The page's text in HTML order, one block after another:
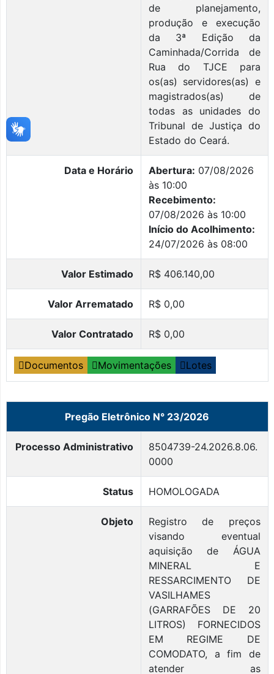
de planejamento,
produção e execução
da 3ª Edição da
Caminhada/Corrida de
Rua do TJCE para
os(as) servidores(as) e
magistrados(as) de
todas as unidades do
Tribunal de Justiça do
Estado do Ceará.
Data e Horário Abertura: 07/08/2026
às 10:00
Recebimento:
07/08/2026 às 10:00
Início do Acolhimento:
24/07/2026 às 08:00
Valor Estimado R$ 406.140,00
Valor Arrematado R$ 0,00
Valor Contratado R$ 0,00
Documentos Movimentações Lotes
Pregão Eletrônico N° 23/2026
Processo Administrativo
8504739-24.2026.8.06.
0000
Status HOMOLOGADA
Objeto
Registro de preços
visando eventual
aquisição de ÁGUA
MINERAL E
RESSARCIMENTO DE
VASILHAMES
(GARRAFÕES DE 20
LITROS) FORNECIDOS
EM REGIME DE
COMODATO, a fim de
atender as